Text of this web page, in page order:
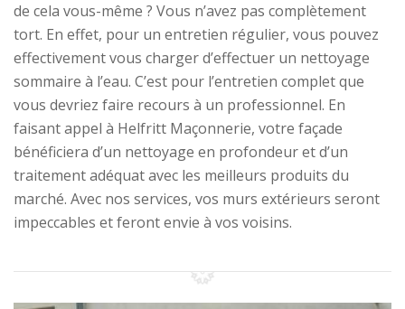
de cela vous-même ? Vous n’avez pas complètement
tort. En effet, pour un entretien régulier, vous pouvez
effectivement vous charger d’effectuer un nettoyage
sommaire à l’eau. C’est pour l’entretien complet que
vous devriez faire recours à un professionnel. En
faisant appel à Helfritt Maçonnerie, votre façade
bénéficiera d’un nettoyage en profondeur et d’un
traitement adéquat avec les meilleurs produits du
marché. Avec nos services, vos murs extérieurs seront
impeccables et feront envie à vos voisins.